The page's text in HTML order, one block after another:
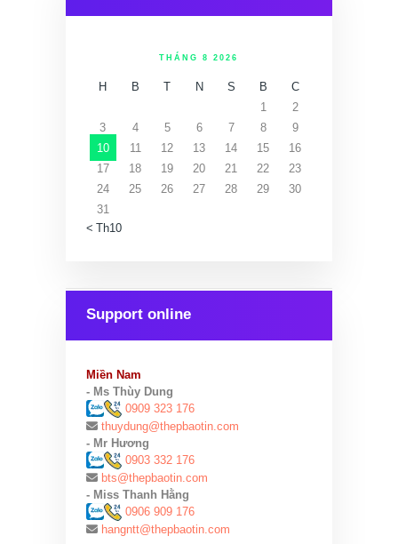
THÁNG 8 2026
H B T N S B
C
1
2
3
4 5 6 7 8
9
10
11 12 13 14 15
16
17
18 19 20 21 22
23
24
25 26 27 28 29
30
31
« Th10
Support online
Miền Nam
- Ms Thùy Dung
0909 323 176
thuydung@thepbaotin.com
- Mr Hương
0903 332 176
bts@thepbaotin.com
- Miss Thanh Hằng
0906 909 176
hangntt@thepbaotin.com